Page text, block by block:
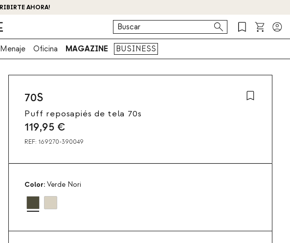
AHORA!
Menaje Oficina MAGAZINE BUSINESS
70S
Puff reposapiés de tela 70s
119,95 €
REF: 169270-390049
Color: Verde Nori